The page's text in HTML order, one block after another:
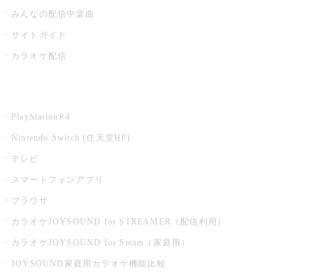
みんなの配信中楽曲
サイトガイド
カラオケ配信
PlayStation®4
Nintendo Switch (任天堂HP)
テレビ
スマートフォンアプリ
ブラウザ
カラオケJOYSOUND for STREAMER（配信利用）
カラオケJOYSOUND for Steam（家庭用）
JOYSOUND家庭用カラオケ機能比較